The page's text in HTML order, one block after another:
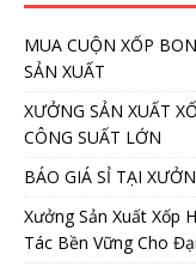
MUA CUỘN XỐP
SẢN XUẤT
XƯỞNG SẢN XUẤT
CÔNG SUẤT LỚN
BÁO GIÁ SỈ TẠI
Xưởng Sản Xuất Xốp
Tác Bền Vững Cho